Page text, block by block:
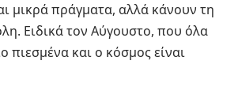
μικρά πράγματα, αλλά κάνουν τη
Ειδικά τον Αύγουστο, που όλα
πιεσμένα και ο κόσμος είναι